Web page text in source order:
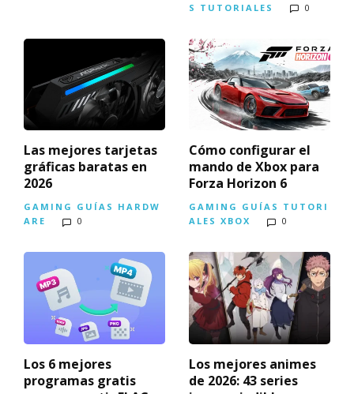
S TUTORIALES 0
Las mejores tarjetas
gráficas baratas en
2026
GAMING GUÍAS HARDW
ARE
0
Cómo configurar el
mando de Xbox para
Forza Horizon 6
GAMING GUÍAS TUTORI
ALES XBOX 0
Los 6 mejores
programas gratis
Los mejores animes
de 2026: 43 series